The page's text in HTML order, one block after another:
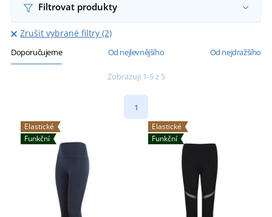
Filtrovat produkty
Zrušit vybrané filtry (2)
Doporučujeme Od nejlevnějšího Od nejdražšího
Zobrazuji 1-5 z 5
1
Elastické
Funkční
Elastické
Funkční